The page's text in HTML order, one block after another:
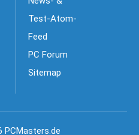
Test-Atom-
Feed
PC Forum
Sitemap
PCMasters.de